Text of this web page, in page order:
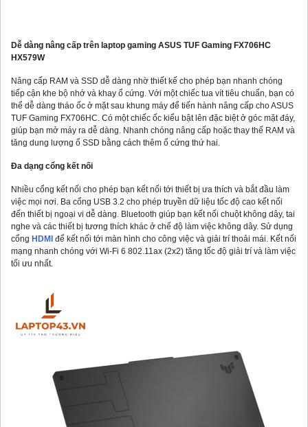
Dễ dàng nâng cấp trên laptop gaming ASUS TUF Gaming FX706HC
HX579W
Nâng cấp RAM và SSD dễ dàng nhờ thiết kế cho phép bạn nhanh chóng
tiếp cận khe bộ nhớ và khay ổ cứng. Với một chiếc tua vít tiêu chuẩn, bạn có
thể dễ dàng tháo ốc ở mặt sau khung máy để tiến hành nâng cấp cho ASUS
TUF Gaming FX706HC. Có một chiếc ốc kiểu bật lên đặc biệt ở góc mặt đáy,
giúp bạn mở máy ra dễ dàng. Nhanh chóng nâng cấp hoặc thay thế RAM và
tăng dung lượng ổ SSD bằng cách thêm ổ cứng thứ hai.
Đa dạng cổng kết nối
Nhiều cổng kết nối cho phép bạn kết nối tới thiết bị ưa thích và bắt đầu làm
việc mọi nơi. Ba cổng USB 3.2 cho phép truyền dữ liệu tốc độ cao kết nối
đến thiết bị ngoại vi dễ dàng. Bluetooth giúp bạn kết nối chuột không dây, tai
nghe và các thiết bị tương thích khác ở chế độ làm việc không dây. Sử dụng
cổng HDMI để kết nối tới màn hình cho công việc và giải trí thoải mái. Kết nối
mạng nhanh chóng với Wi-Fi 6 802.11ax (2x2) tăng tốc độ giải trí và làm việc
tối ưu nhất.